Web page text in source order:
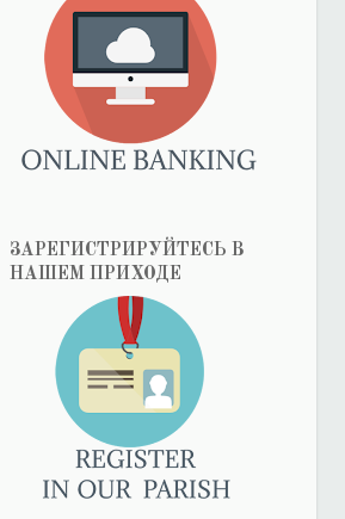
ЗАРЕГИСТРИРУЙТЕСЬ В
НАШЕМ ПРИХОДЕ